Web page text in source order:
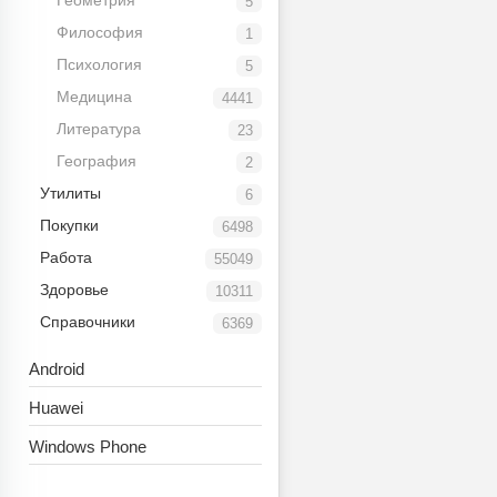
1
Философия
5
Психология
4441
Медицина
23
Литература
2
География
6
Утилиты
6498
Покупки
55049
Работа
10311
Здоровье
6369
Справочники
Android
Huawei
Windows Phone